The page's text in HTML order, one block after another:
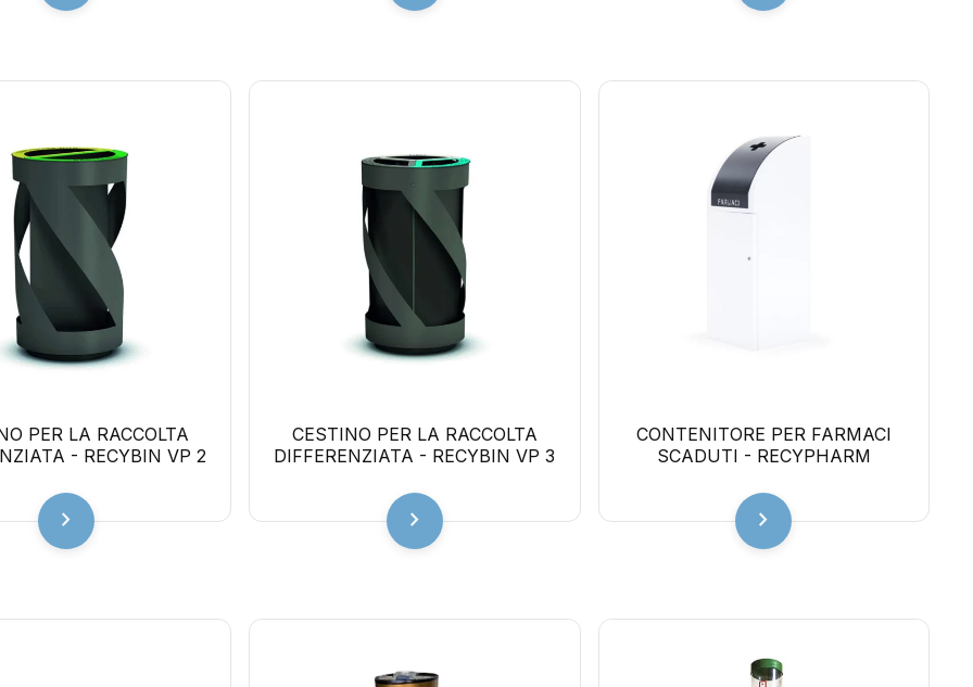
PER LA RACCOLTA
- RECYBIN VP 2
chevron_right
CESTINO PER LA RACCOLTA
DIFFERENZIATA - RECYBIN VP 3
chevron_right
CONTENITORE PER FARMACI
SCADUTI - RECYPHARM
chevron_right